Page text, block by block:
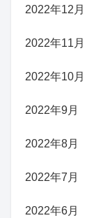
2022年12月
2022年11月
2022年10月
2022年9月
2022年8月
2022年7月
2022年6月